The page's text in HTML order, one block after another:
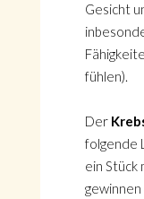
Gesicht
fühlen).
Der
folgende
ein Stück